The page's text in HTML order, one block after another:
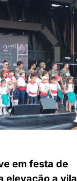
em festa de
elevação a vila